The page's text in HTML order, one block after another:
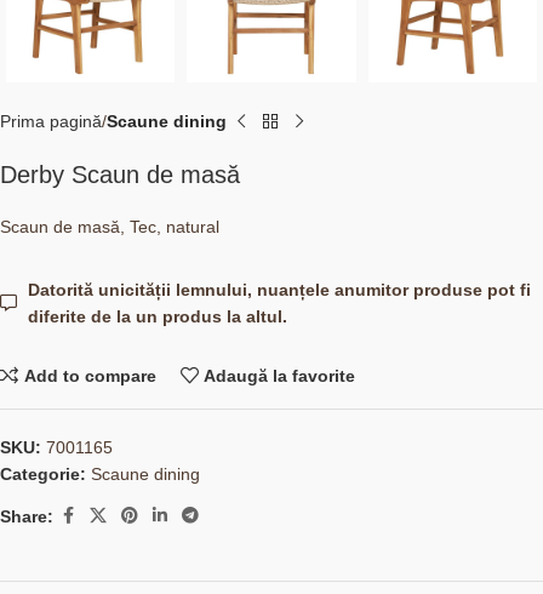
Prima pagină Scaune dining
Derby Scaun de masă
Scaun de masă, Tec, natural
Datorită unicității lemnului, nuanțele anumitor produse pot fi
diferite de la un produs la altul.
Add to compare Adaugă la favorite
SKU: 7001165
Categorie: Scaune dining
Share: